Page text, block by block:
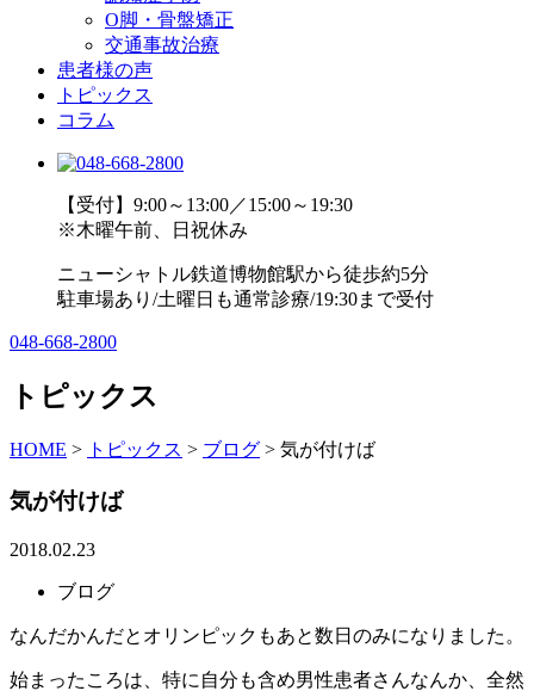
O脚・骨盤矯正
交通事故治療
患者様の声
トピックス
コラム
【受付】9:00～13:00／15:00～19:30
※木曜午前、日祝休み
ニューシャトル鉄道博物館駅から徒歩約5分
駐車場あり/土曜日も通常診療/19:30まで受付
048-668-2800
トピックス
HOME > トピックス > ブログ > 気が付けば
気が付けば
2018.02.23
ブログ
なんだかんだとオリンピックもあと数日のみになりました。
始まったころは、特に自分も含め男性患者さんなんか、全然